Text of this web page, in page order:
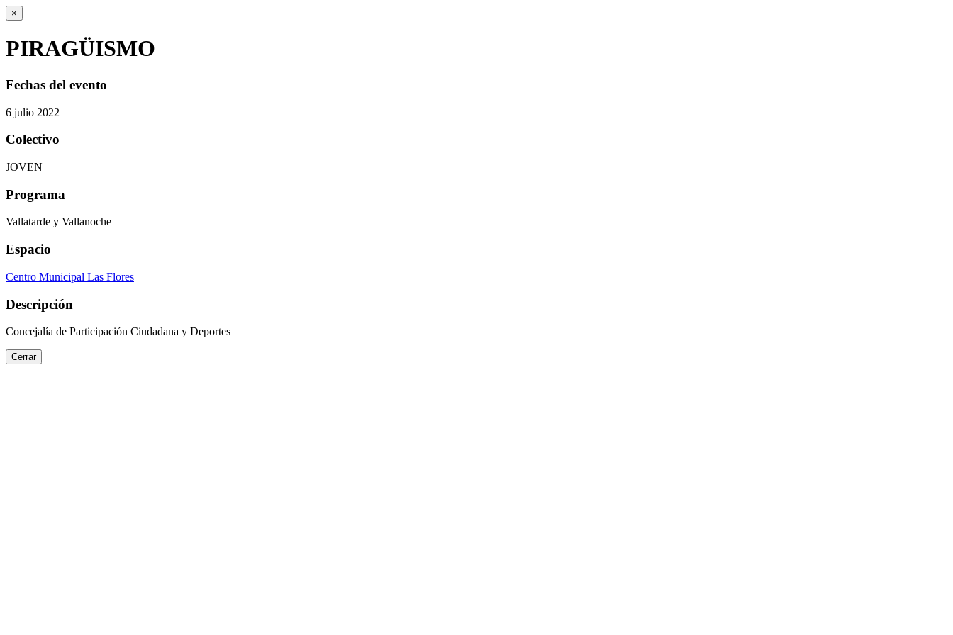
×
PIRAGÜISMO
Fechas del evento
6 julio 2022
Colectivo
JOVEN
Programa
Vallatarde y Vallanoche
Espacio
Centro Municipal Las Flores
Descripción
Concejalía de Participación Ciudadana y Deportes
Cerrar